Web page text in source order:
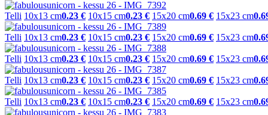
Telli 10x13 cm0.23 € 10x15 cm0.23 € 15x20 cm0.69 € 15x23 cm
Telli 10x13 cm0.23 € 10x15 cm0.23 € 15x20 cm0.69 € 15x23 cm
Telli 10x13 cm0.23 € 10x15 cm0.23 € 15x20 cm0.69 € 15x23 cm
Telli 10x13 cm0.23 € 10x15 cm0.23 € 15x20 cm0.69 € 15x23 cm
Telli 10x13 cm0.23 € 10x15 cm0.23 € 15x20 cm0.69 € 15x23 cm